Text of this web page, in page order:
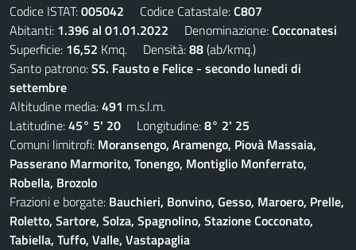
Codice ISTAT:005042 Codice Catastale:C807
Abitanti: 1.396 al 01.01.2022 Denominazione:Cocconatesi
Superficie: 16,52 Kmq. Densità:88(ab/kmq.)
Santo patrono:SS. Fausto e Felice - secondo lunedi di
settembre
Altitudine media:491 m.s.l.m.
Latitudine:45° 5' 20 Longitudine:8° 2' 25
Comuni limitrofi: Moransengo, Aramengo, Piovà Massaia,
Passerano Marmorito, Tonengo, Montiglio Monferrato,
Robella, Brozolo
Frazioni e borgate: Bauchieri, Bonvino, Gesso, Maroero, Prelle,
Roletto, Sartore, Solza, Spagnolino, Stazione Cocconato,
Tabiella, Tuffo, Valle, Vastapaglia